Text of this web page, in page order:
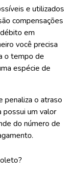
e utilizados
compensações
em
você precisa
o tempo de
espécie de
penaliza o atraso
possui um valor
do número de